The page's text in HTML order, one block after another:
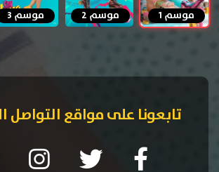
موسم 1 موسم 2 موسم 3
تابعونا على مواقع التواصل